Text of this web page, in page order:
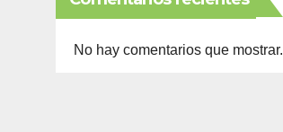
No hay comentarios que mostrar.